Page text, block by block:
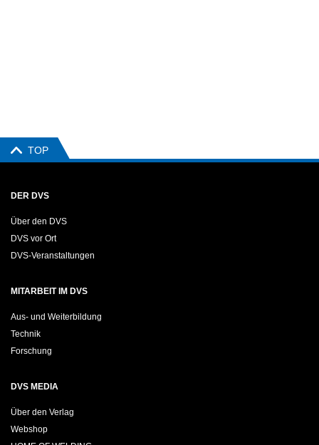
TOP
DER DVS
Über den DVS
DVS vor Ort
DVS-Veranstaltungen
MITARBEIT IM DVS
Aus- und Weiterbildung
Technik
Forschung
DVS MEDIA
Über den Verlag
Webshop